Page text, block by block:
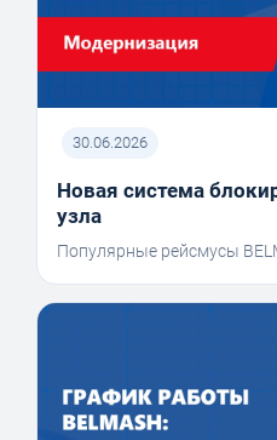
30.06.2026
Новая система
узла
Популярные рейсмусы